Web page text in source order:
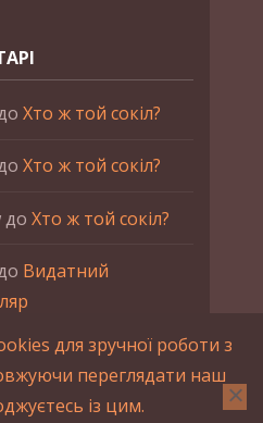
Хто ж той сокіл?
Хто ж той сокіл?
до Хто ж той сокіл?
Видатний
Петро Франко
Всі права застережено.
для зручної роботи з
переглядати наш
із цим.